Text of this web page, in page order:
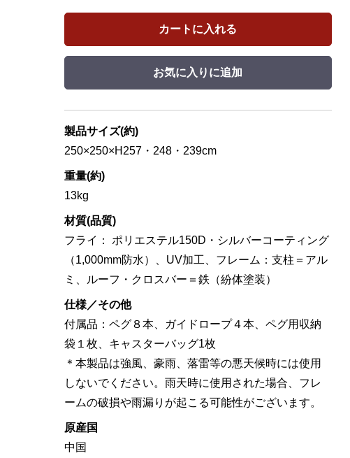
カートに入れる
お気に入りに追加
製品サイズ(約)
250×250×H257・248・239cm
重量(約)
13kg
材質(品質)
フライ： ポリエステル150D・シルバーコーティング
（1,000mm防水）、UV加工、フレーム：支柱＝アル
ミ、ルーフ・クロスバー＝鉄（紛体塗装）
仕様／その他
付属品：ペグ８本、ガイドロープ４本、ペグ用収納
袋１枚、キャスターバッグ1枚
＊本製品は強風、豪雨、落雷等の悪天候時には使用
しないでください。雨天時に使用された場合、フレ
ームの破損や雨漏りが起こる可能性がございます。
原産国
中国